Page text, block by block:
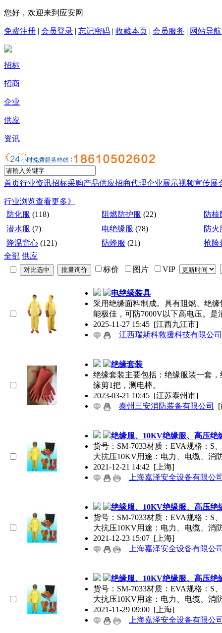
您好，欢迎来到应安网
免费注册 | 会员登录 | 忘记密码 | 收藏本页 | 会员服务 | 网站导航
招标
招商
企业
供应
资讯
首页行业资讯招标采购产品供应招商代理企业展示视频宣传展
行业浏览查看更多》
防化服 (118) 阻燃防护服 (22)
防核
潜水服 (7) 电绝缘服 (78)
防火
降温背心 (121) 防蜂服 (21)
抢险
全部 供应
标价
图片 VIP
电绝缘装具
采用绝缘面料制成。具有阻燃、绝
能极佳，可防7000V以下高电压。是
2025-11-27 15:45 [江西九江市]
江西瑞斯科救援科技有限公司
绝缘套装
绝缘套装主要包括：绝缘服装一套
缘剪1把，测电棒。
2023-03-21 10:45 [江苏泰州市]
泰州三安消防装备有限公司
[
绝缘服、10KV绝缘服、高压绝
货号：SM-7033材质：EVA规格：S
大抗压10KV用途：电力、电缆、消
2021-12-21 14:42 [上海]
上海嘉泽安全设备有限公
绝缘服、10KV绝缘服、高压绝
货号：SM-7033材质：EVA规格：S
大抗压10KV用途：电力、电缆、消
2021-12-23 15:07 [上海]
上海嘉泽安全设备有限公
绝缘服、10KV绝缘服、高压绝
货号：SM-7033材质：EVA规格：S
大抗压10KV用途：电力、电缆、消
2021-11-29 09:00 [上海]
上海嘉泽安全设备有限公